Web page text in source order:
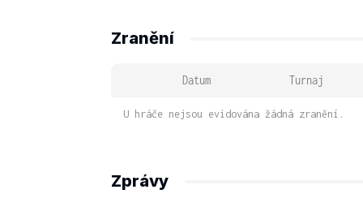
Zranění
Datum Turnaj
U hráče nejsou evidována žádná zranění.
Zprávy